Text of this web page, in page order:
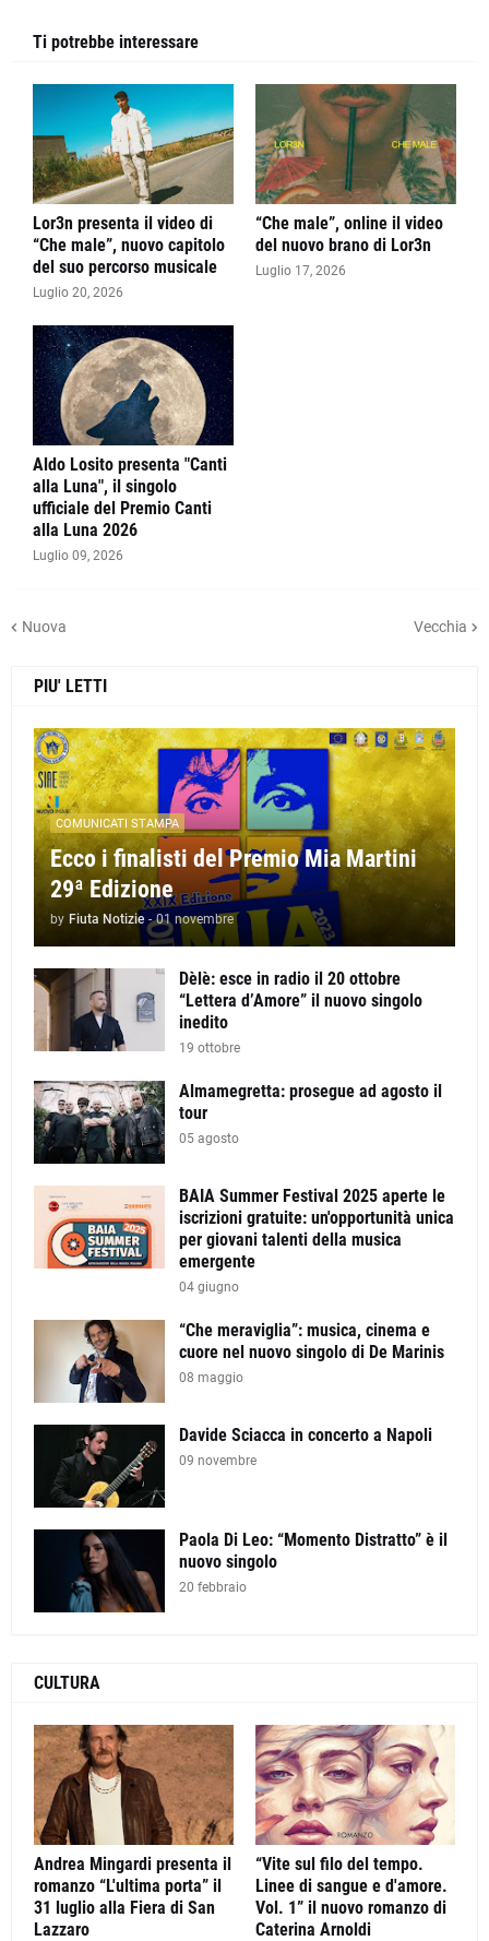
Ti potrebbe interessare
Lor3n presenta il video di
“Che male”, nuovo capitolo
del suo percorso musicale
Luglio 20, 2026
“Che male”, online il video
del nuovo brano di Lor3n
Luglio 17, 2026
Aldo Losito presenta "Canti
alla Luna", il singolo
ufficiale del Premio Canti
alla Luna 2026
Luglio 09, 2026
Nuova Vecchia
PIU' LETTI
COMUNICATI STAMPA
Ecco i finalisti del Premio Mia Martini
29ª Edizione
by Fiuta Notizie - 01 novembre
Dèlè: esce in radio il 20 ottobre
“Lettera d’Amore” il nuovo singolo
inedito
19 ottobre
Almamegretta: prosegue ad agosto il
tour
05 agosto
BAIA Summer Festival 2025 aperte le
iscrizioni gratuite: un'opportunità unica
per giovani talenti della musica
emergente
04 giugno
“Che meraviglia”: musica, cinema e
cuore nel nuovo singolo di De Marinis
08 maggio
Davide Sciacca in concerto a Napoli
09 novembre
Paola Di Leo: “Momento Distratto” è il
nuovo singolo
20 febbraio
CULTURA
Andrea Mingardi presenta il
romanzo “L'ultima porta” il
31 luglio alla Fiera di San
Lazzaro
“Vite sul filo del tempo.
Linee di sangue e d'amore.
Vol. 1” il nuovo romanzo di
Caterina Arnoldi